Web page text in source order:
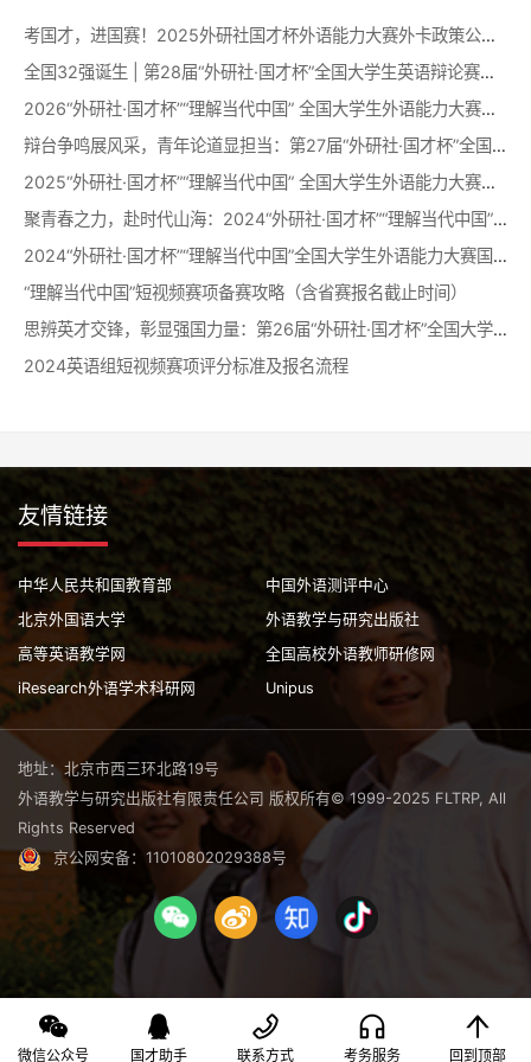
考国才，进国赛！2025外研社国才杯外语能力大赛外卡政策公布！
全国32强诞生 | 第28届“外研社·国才杯”全国大学生英语辩论赛循环赛晋级名单出炉！
2026“外研社·国才杯”“理解当代中国” 全国大学生外语能力大赛工作部署会召开
辩台争鸣展风采，青年论道显担当：第27届“外研社·国才杯”全国大学生英语辩论赛全国决赛圆满落幕！
2025“外研社·国才杯”“理解当代中国” 全国大学生外语能力大赛工作部署会召开
聚青春之力，赴时代山海：2024“外研社·国才杯”“理解当代中国”全国大学生外语能力大赛国赛圆满落幕！
2024“外研社·国才杯”“理解当代中国”全国大学生外语能力大赛国赛开幕
“理解当代中国”短视频赛项备赛攻略（含省赛报名截止时间）
思辨英才交锋，彰显强国力量：第26届“外研社·国才杯”全国大学生英语辩论赛全国决赛圆满落幕！
2024英语组短视频赛项评分标准及报名流程
友情链接
中华人民共和国教育部
中国外语测评中心
北京外国语大学
外语教学与研究出版社
高等英语教学网
全国高校外语教师研修网
iResearch外语学术科研网
Unipus
地址：北京市西三环北路19号
外语教学与研究出版社有限责任公司 版权所有© 1999-2025 FLTRP, All
Rights Reserved
京公网安备：11010802029388号
微信公众号 国才助手 联系方式 考务服务 回到顶部